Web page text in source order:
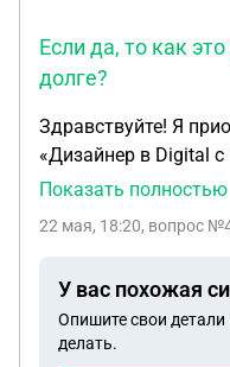
услуга мне не
поддельная
Если да, то как
долге?
Здравствуйте! Я
«Дизайнер в Digital с
Обучение не
поэтому я решила
оплатила сумму,
пройденные уроки.
ситуации, которые
Показать полностью
22 мая, 18:20, вопрос
У вас похожая
Опишите свои
делать.